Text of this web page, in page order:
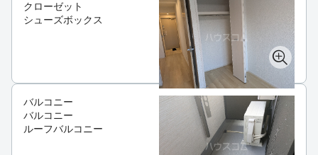
クローゼット
シューズボックス
バルコニー
バルコニー
ルーフバルコニー